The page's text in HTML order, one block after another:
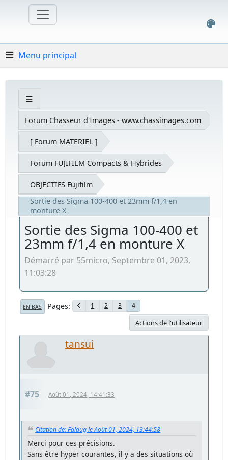
Menu principal
Forum Chasseur d'Images - www.chassimages.com
[ Forum MATERIEL ]
Forum FUJIFILM Compacts & Hybrides
OBJECTIFS Fujifilm
Sortie des Sigma 100-400 et 23mm f/1,4 en
monture X
Sortie des Sigma 100-400 et
23mm f/1,4 en monture X
Démarré par 55micro, Septembre 01, 2023,
11:03:28
EN BAS Pages 1 2 3 4
Actions de l'utilisateur
tansui
#75 Août 01, 2024, 14:41:33
Citation de: Faldug le Août 01, 2024, 13:44:58
Merci pour ces précisions.
Sans être hyper courantes, il y a des situations où